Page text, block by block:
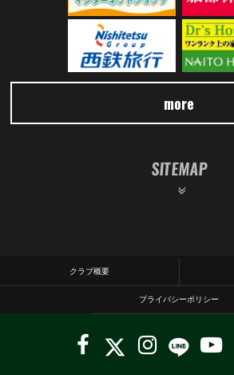
more
SITEMAP
クラブ概要
プライバシーポリシー